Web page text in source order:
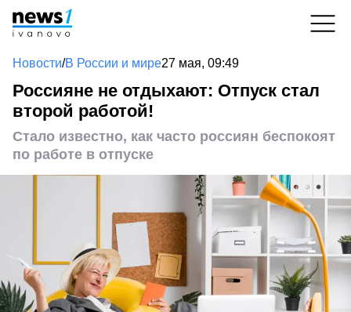
Новости/В России и мире27 мая, 09:49
Россияне не отдыхают: Отпуск стал
второй работой!
Стало известно, как часто россиян беспокоят
по работе в отпуске